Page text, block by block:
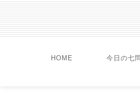
HOME 今日の七問